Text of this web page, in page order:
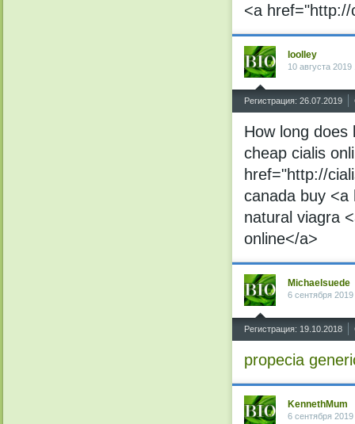
<a href="http://
loolley
10 августа 2019
Регистрация: 26.07.2019
How long
cheap cialis
href="http://
canada buy <a
natural viagra
online</a>
Michaelsuede
6 сентября
Регистрация: 19.10.2018
propecia
KennethMum
6 сентября